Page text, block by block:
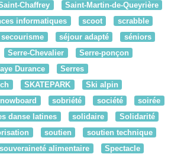
Chaffrey
Saint-Martin-de-Queyrière
informatiques scoot
scrabble
secourisme séjour adapté
séniors
Serre-Chevalier
Serre-ponçon
Durance
Serres
SKATEPARK
Ski alpin
sobriété société
soirée
danse latines solidaire
Solidarité
soutien
soutien technique
souveraineté alimentaire
Spectacle